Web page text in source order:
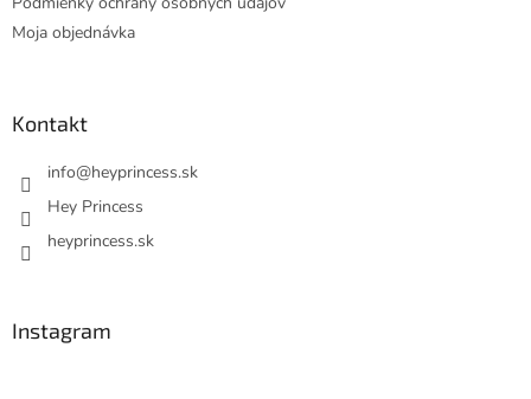
Moja objednávka
Kontakt
info@heyprincess.sk
Hey Princess
heyprincess.sk
Instagram